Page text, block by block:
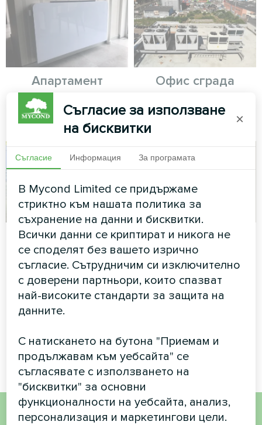
Апартамент
Дизайн на вентилаторен
конвектор от серията Glass
Офис сграда
Модулна термопомпа серия
MCU
Семейна къща с
термопомпи
Mycond Split от
серията BeeHeat
Термопомпите MyCond Split
комфорт
Апартамент
Термостат за подово
отопление Mycond ORB Heat
Съгласие за използване
на бисквитки
×
Съгласие Информация За програмата
В Mycond Limited се придържаме
стриктно към нашата политика за
съхранение на данни и бисквитки.
Всички данни се криптират и никога не
се споделят без вашето изрично
съгласие. Сътрудничим си изключително
с доверени партньори, които спазват
най-високите стандарти за защита на
данните.
С натискането на бутона "Приемам и
продължавам към уебсайта" се
съгласявате с използването на
"бисквитки" за основни
функционалности на уебсайта, анализ,
персонализация и маркетингови цели.